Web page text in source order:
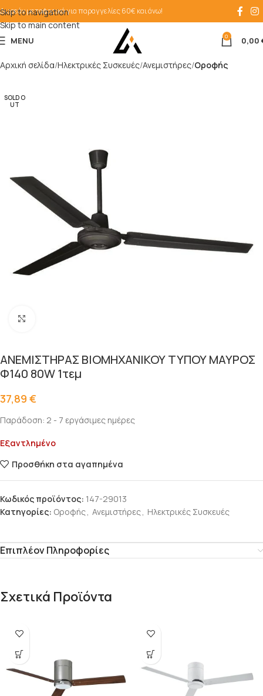
Skip to navigation
Skip to main content
Δωρεάν μεταφορικά για παραγγελίες 60€ και άνω!
MENU 0 0,00
Αρχική σελίδα Ηλεκτρικές Συσκευές Ανεμιστήρες Oροφής
SOLD O
UT
ΑΝΕΜΙΣΤΗΡΑΣ ΒΙΟΜΗΧΑΝΙΚΟΥ ΤΥΠΟΥ ΜΑΥΡΟΣ
Φ140 80W 1τεμ
37,89 €
Παράδοση: 2 - 7 εργάσιμες ημέρες
Εξαντλημένο
Προσθήκη στα αγαπημένα
Κωδικός προϊόντος: 147-29013
Κατηγορίες: Oροφής, Ανεμιστήρες, Ηλεκτρικές Συσκευές
Επιπλέον Πληροφορίες
Σχετικά Προϊόντα